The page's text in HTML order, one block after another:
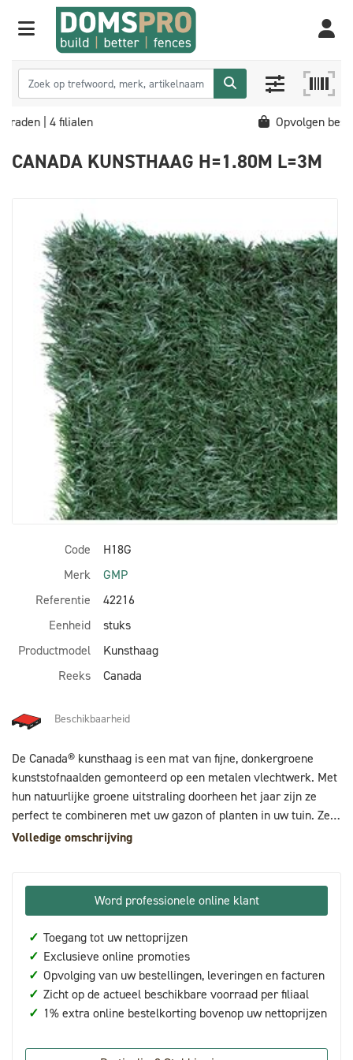
Opvolgen bestellingen en leveringen
CANADA KUNSTHAAG H=1.80M L=3M
Code
H18G
Merk
GMP
Referentie
42216
Eenheid
stuks
Productmodel
Kunsthaag
Reeks
Canada
Beschikbaarheid
De Canada® kunsthaag is een mat van fijne, donkergroene
kunststofnaalden gemonteerd op een metalen vlechtwerk. Met
hun natuurlijke groene uitstraling doorheen het jaar zijn ze
perfect te combineren met uw gazon of planten in uw tuin. Ze
kunnen op elk type omheining geplaatst worden en laten toe
Volledige omschrijving
Word professionele online klant
✓ Toegang tot uw nettoprijzen
✓ Exclusieve online promoties
✓ Opvolging van uw bestellingen, leveringen en facturen
✓ Zicht op de actueel beschikbare voorraad per filiaal
✓ 1% extra online bestelkorting bovenop uw nettoprijzen